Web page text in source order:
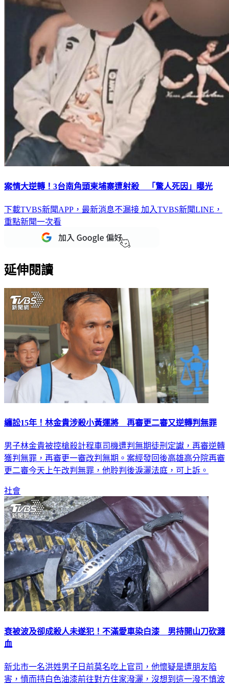
案情大逆轉！3台南角頭柬埔寨遭射殺 「驚人死因」曝光
下載TVBS新聞APP，最新消息不漏接 加入TVBS新聞LINE，
重點新聞一次看
延伸閱讀
纏訟15年！林金貴涉殺小黃運將 再審更二審又逆轉判無罪
男子林金貴被控槍殺計程車司機遭判無期徒刑定讞，再審逆轉
獲判無罪，再審更一審改判無期。案經發回後高雄高分院再審
更二審今天上午改判無罪，他聆判後淚灑法庭，可上訴。
社會
衰被波及卻成殺人未遂犯！不滿愛車染白漆 男持開山刀砍濺
血
新北市一名洪姓男子日前莫名吃上官司，他懷疑是遭朋友陷
害，憤而持白色油漆前往對方住家潑灑，沒想到這一潑不慎波